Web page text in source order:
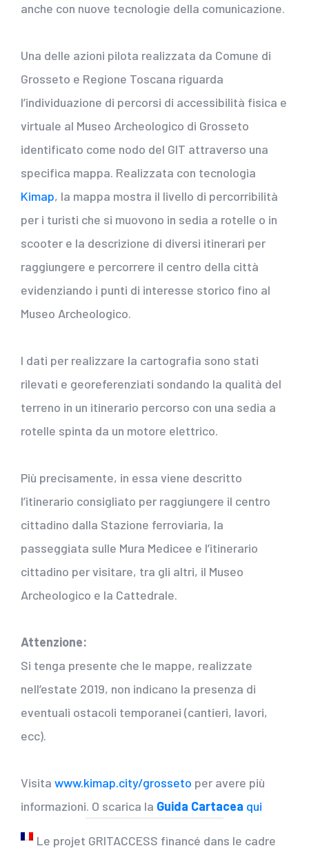
anche con nuove tecnologie della comunicazione.
Una delle azioni pilota realizzata da Comune di
Grosseto e Regione Toscana riguarda
l’individuazione di percorsi di accessibilità fisica e
virtuale al Museo Archeologico di Grosseto
identificato come nodo del GIT attraverso una
specifica mappa. Realizzata con tecnologia
Kimap, la mappa mostra il livello di percorribilità
per i turisti che si muovono in sedia a rotelle o in
scooter e la descrizione di diversi itinerari per
raggiungere e percorrere il centro della città
evidenziando i punti di interesse storico fino al
Museo Archeologico.
I dati per realizzare la cartografia sono stati
rilevati e georeferenziati sondando la qualità del
terreno in un itinerario percorso con una sedia a
rotelle spinta da un motore elettrico.
Più precisamente, in essa viene descritto
l’itinerario consigliato per raggiungere il centro
cittadino dalla Stazione ferroviaria, la
passeggiata sulle Mura Medicee e l’itinerario
cittadino per visitare, tra gli altri, il Museo
Archeologico e la Cattedrale.
Attenzione:
Si tenga presente che le mappe, realizzate
nell’estate 2019, non indicano la presenza di
eventuali ostacoli temporanei (cantieri, lavori,
ecc).
Visita www.kimap.city/grosseto per avere più
informazioni. O scarica la Guida Cartacea qui
Le projet GRITACCESS financé dans le cadre